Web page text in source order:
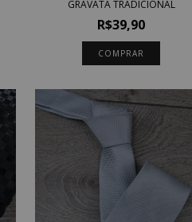
GRAVATA TRADICIONAL
R$39,90